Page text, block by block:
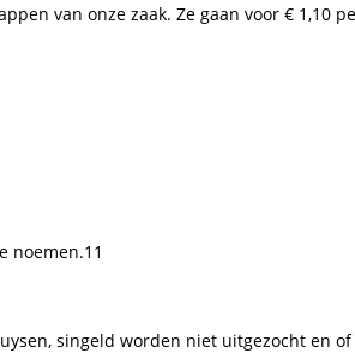
van onze zaak. Ze gaan voor € 1,10
noemen.11
singeld worden niet uitgezocht en